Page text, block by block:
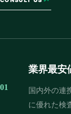
01
業界最安
国内外の連
に優れた検